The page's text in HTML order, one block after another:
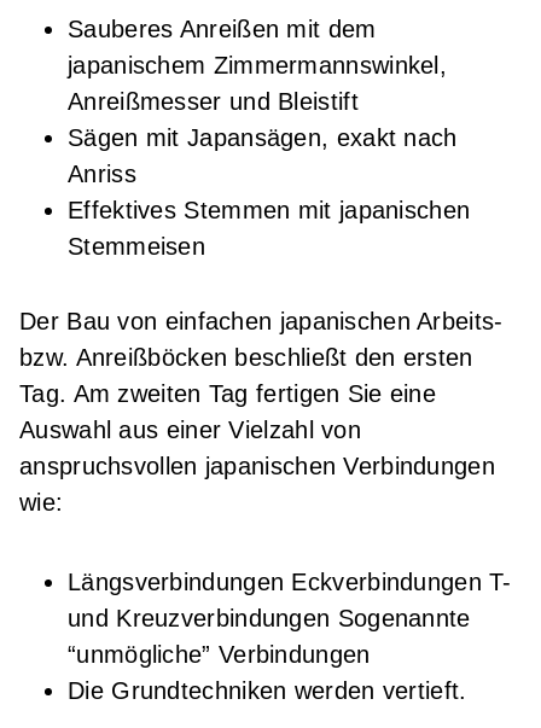
Sauberes Anreißen mit dem
japanischem Zimmermannswinkel,
Anreißmesser und Bleistift
Sägen mit Japansägen, exakt nach
Anriss
Effektives Stemmen mit japanischen
Stemmeisen
Der Bau von einfachen japanischen Arbeits-
bzw. Anreißböcken beschließt den ersten
Tag. Am zweiten Tag fertigen Sie eine
Auswahl aus einer Vielzahl von
anspruchsvollen japanischen Verbindungen
wie:
Längsverbindungen Eckverbindungen T-
und Kreuzverbindungen Sogenannte
“unmögliche” Verbindungen
Die Grundtechniken werden vertieft.